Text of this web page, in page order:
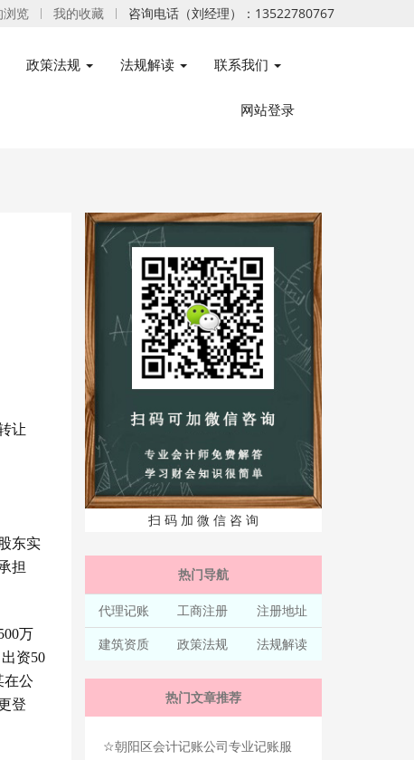
浏览 我的收藏 咨询电话（刘经理）：13522780767
政策法规 法规解读 联系我们
网站登录
让
东实
担
万
资50
在公
登
扫 码 加 微 信 咨 询
热门导航
代理记账 工商注册
注册地址
建筑资质
政策法规 法规解读
热门文章推荐
☆朝阳区会计记账公司专业记账服